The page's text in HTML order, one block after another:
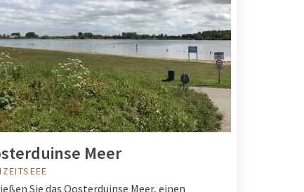
Meer
Sie das Oosterduinse Meer, einen